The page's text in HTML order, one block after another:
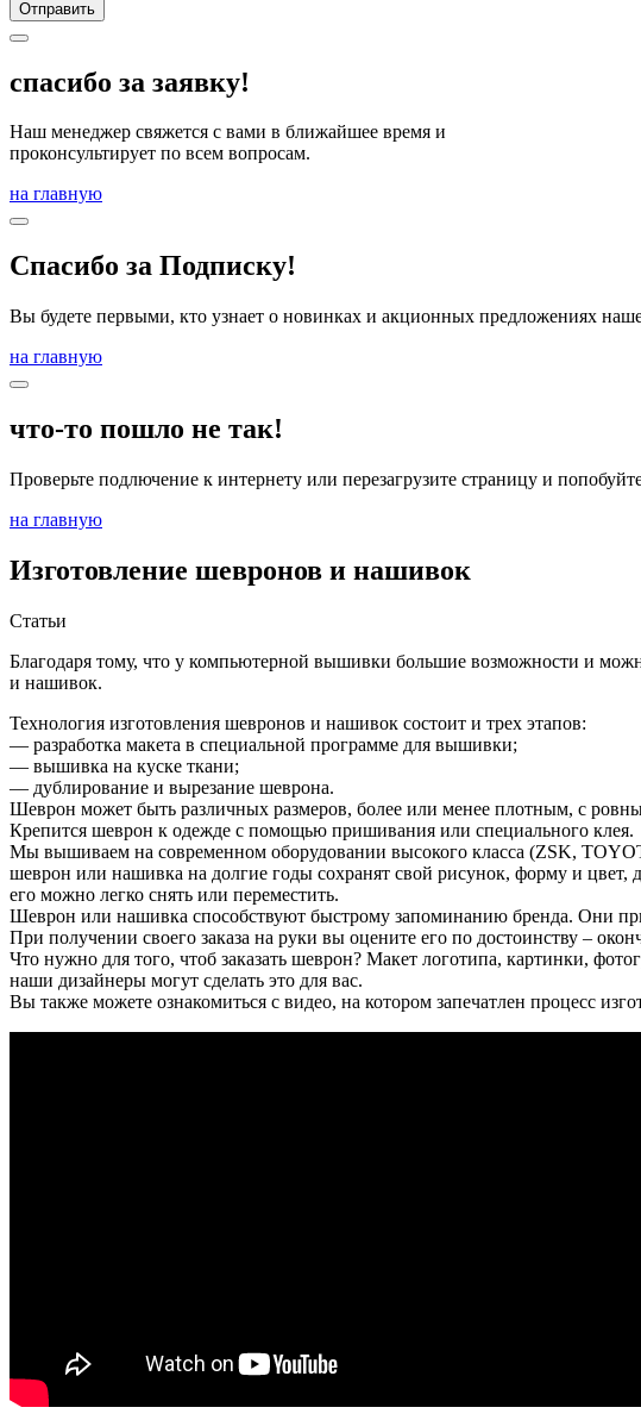
Отправить
спасибо за заявку!
Наш менеджер свяжется с вами в ближайшее время и
проконсультирует по всем вопросам.
на главную
Спасибо за Подписку!
Вы будете первыми, кто узнает о новинках и акционных предложениях
на главную
что-то пошло не так!
Проверьте подлючение к интернету или перезагрузите страницу и
на главную
Изготовление шевронов и нашивок
Статьи
Благодаря тому, что у компьютерной вышивки большие возможности и
и нашивок.
Технология изготовления шевронов и нашивок состоит и трех этапов:
— разработка макета в специальной программе для вышивки;
— вышивка на куске ткани;
— дублирование и вырезание шеврона.
Шеврон может быть различных размеров, более или менее плотным, с
Крепится шеврон к одежде с помощью пришивания или специального клея.
Мы вышиваем на современном оборудовании высокого класса (ZSK,
шеврон или нашивка на долгие годы сохранят свой рисунок, форму и
его можно легко снять или переместить.
Шеврон или нашивка способствуют быстрому запоминанию бренда. Они
При получении своего заказа на руки вы оцените его по достоинству –
Что нужно для того, чтоб заказать шеврон? Макет логотипа, картинки,
наши дизайнеры могут сделать это для вас.
Вы также можете ознакомиться с видео, на котором запечатлен процесс